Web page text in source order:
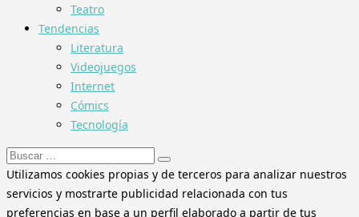
Teatro
Tendencias
Literatura
Videojuegos
Internet
Cómics
Tecnología
Buscar:
Utilizamos cookies propias y de terceros para analizar nuestros
servicios y mostrarte publicidad relacionada con tus
preferencias en base a un perfil elaborado a partir de tus